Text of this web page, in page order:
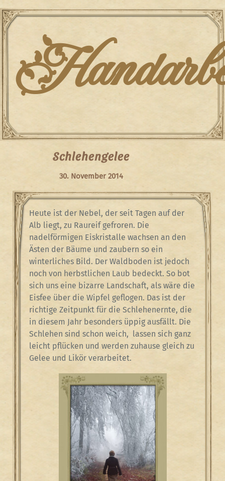
Skip
to
content
Schlehengelee
30. November 2014
Heute ist der Nebel, der seit Tagen auf der
Alb liegt, zu Raureif gefroren. Die
nadelförmigen Eiskristalle wachsen an den
Ästen der Bäume und zaubern so ein
winterliches Bild. Der Waldboden ist jedoch
noch von herbstlichen Laub bedeckt. So bot
sich uns eine bizarre Landschaft, als wäre die
Eisfee über die Wipfel geflogen. Das ist der
richtige Zeitpunkt für die Schlehenernte, die
in diesem Jahr besonders üppig ausfällt. Die
Schlehen sind schon weich, lassen sich ganz
leicht pflücken und werden zuhause gleich zu
Gelee und Likör verarbeitet.